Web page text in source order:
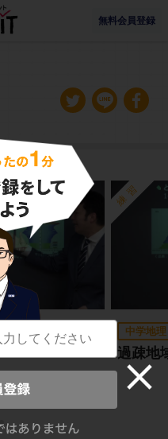
無料会員登録
練習
過疎地
中学地理